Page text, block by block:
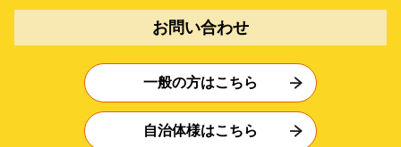
お問い合わせ
一般の方はこちら
自治体様はこちら